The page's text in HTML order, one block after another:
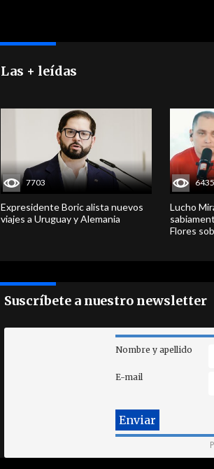
Las + leídas
7703
Expresidente Boric alista nuevos
viajes a Uruguay y Alemania
6435
Lucho
Flores
Suscríbete a nuestro newsletter
Nombre y apellido
E-mail